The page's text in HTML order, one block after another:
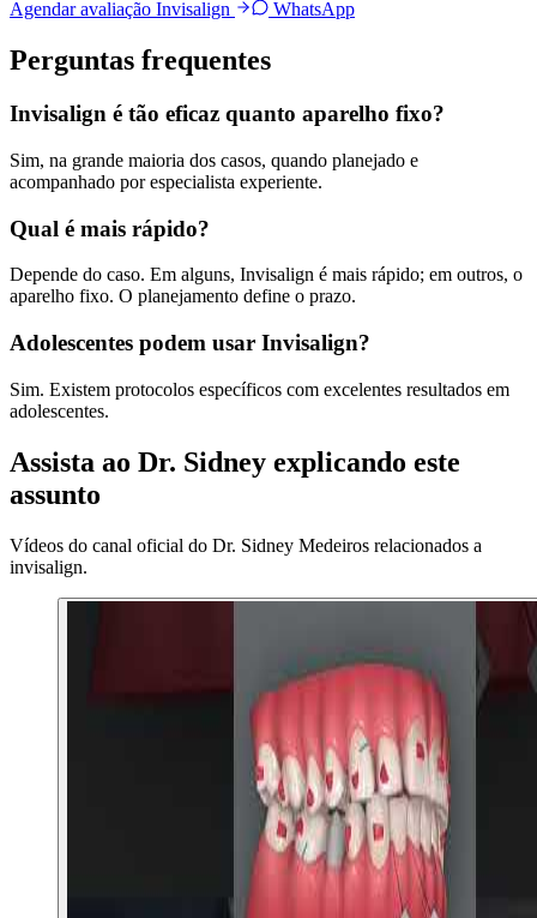
Agendar avaliação Invisalign WhatsApp
Perguntas frequentes
Invisalign é tão eficaz quanto aparelho fixo?
Sim, na grande maioria dos casos, quando planejado e
acompanhado por especialista experiente.
Qual é mais rápido?
Depende do caso. Em alguns, Invisalign é mais rápido; em outros, o
aparelho fixo. O planejamento define o prazo.
Adolescentes podem usar Invisalign?
Sim. Existem protocolos específicos com excelentes resultados em
adolescentes.
Assista ao Dr. Sidney explicando este
assunto
Vídeos do canal oficial do Dr. Sidney Medeiros relacionados a
invisalign.